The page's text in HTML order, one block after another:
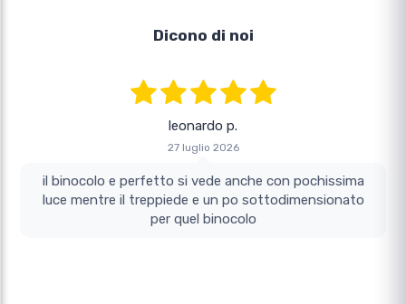
Dicono di noi
leonardo p.
27 luglio 2026
il binocolo e perfetto si vede anche con pochissima
luce mentre il treppiede e un po sottodimensionato
per quel binocolo